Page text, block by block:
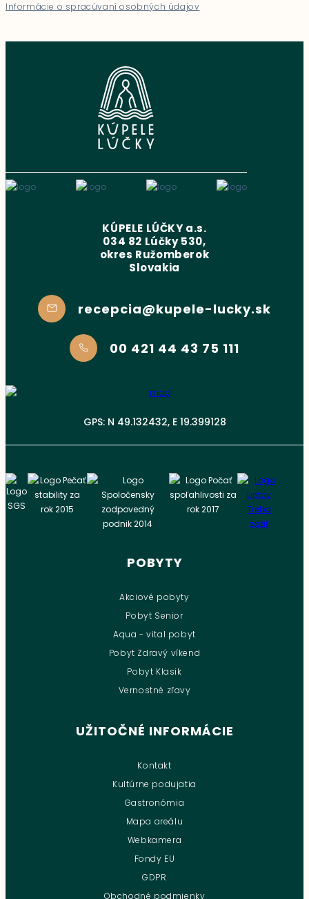
Informácie o spracúvaní osobných údajov
KÚPELE LÚČKY a.s.
034 82 Lúčky 530,
okres Ružomberok
Slovakia
recepcia@kupele-lucky.sk
00 421 44 43 75 111
GPS: N 49.132432, E 19.399128
POBYTY
Akciové pobyty
Pobyt Senior
Aqua - vital pobyt
Pobyt Zdravý víkend
Pobyt Klasik
Vernostné zľavy
UŽITOČNÉ INFORMÁCIE
Kontakt
Kultúrne podujatia
Gastronómia
Mapa areálu
Webkamera
Fondy EU
GDPR
Obchodné podmienky